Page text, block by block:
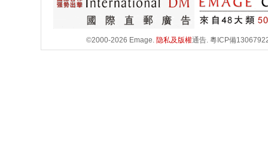
©2000-2026 Emage. 隐私及版權通告. 粵ICP備